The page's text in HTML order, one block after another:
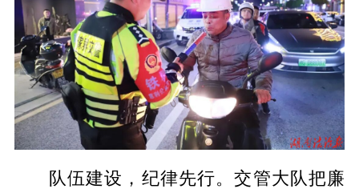
队伍建设，纪律先行。交管大队把廉